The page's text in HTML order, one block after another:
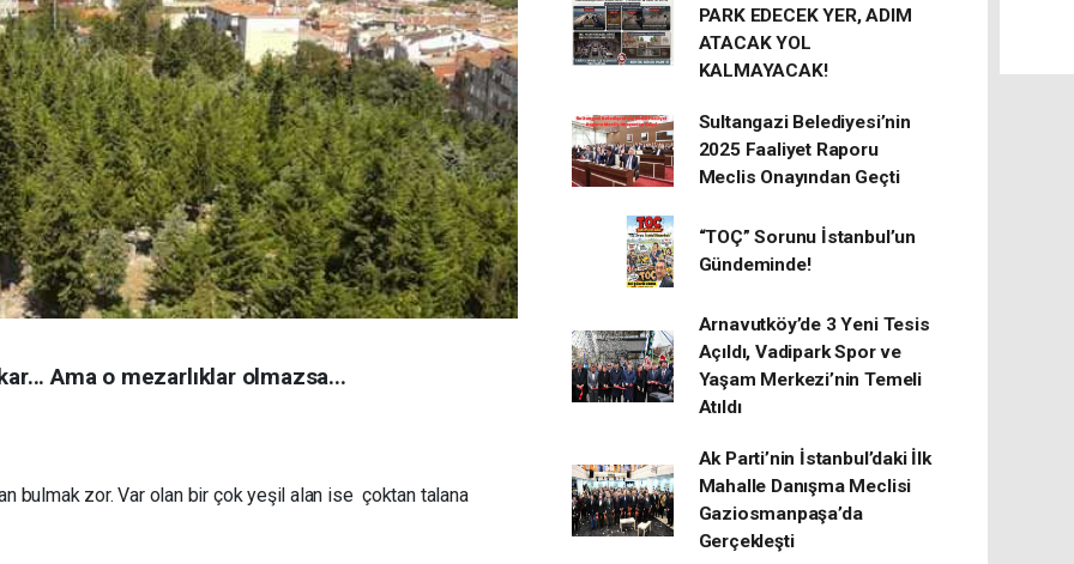
Ama o mezarlıklar olmazsa...
bulmak zor. Var olan bir çok yeşil alan ise çoktan talana
PARK EDECEK YER, ADIM
ATACAK YOL
KALMAYACAK!
Sultangazi Belediyesi’nin
2025 Faaliyet Raporu
Meclis Onayından Geçti
“TOÇ” Sorunu İstanbul’un
Gündeminde!
Arnavutköy’de 3 Yeni Tesis
Açıldı, Vadipark Spor ve
Yaşam Merkezi’nin Temeli
Atıldı
Ak Parti’nin İstanbul’daki İlk
Mahalle Danışma Meclisi
Gaziosmanpaşa’da
Gerçekleşti